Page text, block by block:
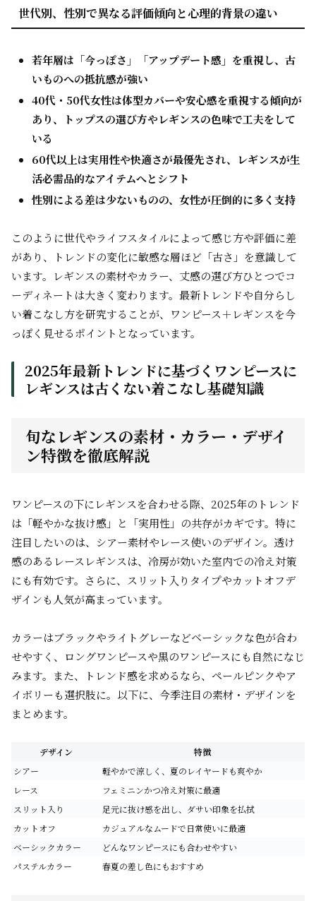
世代別、性別で異なる評価傾向と心理的背景の違い
若年層は「今っぽさ」「アップデート感」を重視し、古
いものへの抵抗感が強い
40代・50代女性は体型カバーや安心感を重視する傾向が
あり、トップスの選び方やレギンスの色味で工夫をして
いる
60代以上は実用性や快適さが最優先され、レギンスが生
活必需品的なアイテムへとシフト
性別による差は少ないものの、女性が圧倒的に多く支持
このように世代やライフスタイルによって感じ方や評価に差
があり、トレンドの変化に敏感な層ほど「古さ」を意識して
います。レギンスの素材やカラー、丈感の選び方ひとつでコ
ーディネートは大きく変わります。最新トレンドや自分らし
い着こなし方を研究することが、ワンピース＋レギンスを今
っぽく見せるポイントとなっています。
2025年最新トレンドに基づくワンピースに
レギンスは古くない着こなし基礎知識
旬なレギンスの素材・カラー・デザイ
ン特徴を徹底解説
ワンピースの下にレギンスを合わせる際、2025年のトレンド
は「軽やかな抜け感」と「実用性」の共存がカギです。特に
注目したいのは、シアー素材やレース使いのデザイン。透け
感のあるレースレギンスは、冷房が効いた室内での冷え対策
にも有効です。さらに、スリット入りタイプやカットオフデ
ザインも人気が高まっています。
カラーはブラックやライトグレーなどベーシックな色が合わ
せやすく、ロングワンピースや黒のワンピースにも自然になじ
みます。また、トレンド感を求めるなら、ペールピンクやア
イボリーも選択肢に。以下に、今季注目の素材・デザインを
まとめます。
デザイン
特徴
シアー
軽やかで涼しく、夏のレイヤードも爽やか
レース
フェミニンかつ冷え対策に最適
スリット入り
足元に抜け感を出し、ダサい印象を払拭
カットオフ
カジュアルなムードで日常使いに最適
ベーシックカラー
どんなワンピースにも合わせやすい
パステルカラー
春夏の差し色にもおすすめ